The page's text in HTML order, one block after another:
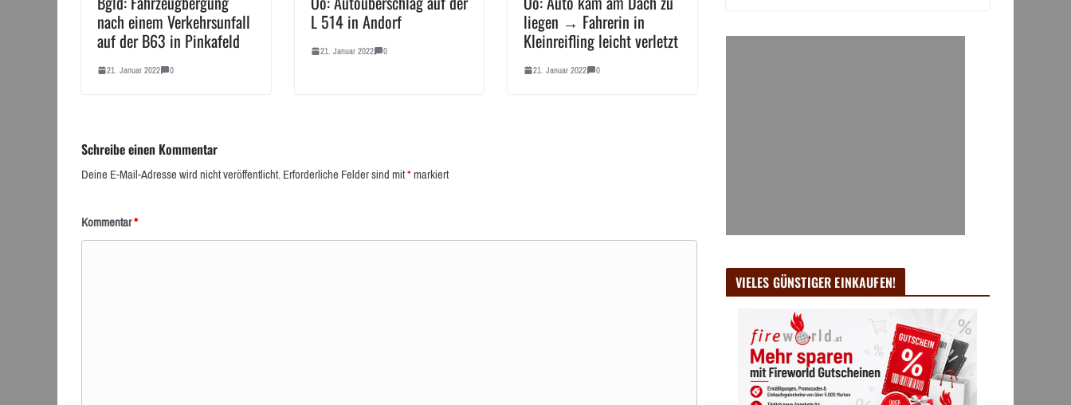
nach einem Verkehrsunfall
auf der B63 in Pinkafeld
21. Januar 2022 0
L 514 in Andorf
21. Januar 2022 0
liegen → Fahrerin in
Kleinreifling leicht verletzt
21. Januar 2022 0
Schreibe einen Kommentar
Deine E-Mail-Adresse wird nicht veröffentlicht.Erforderliche Felder sind mit*markiert
Kommentar*
VIELES GÜNSTIGER EINKAUFEN!